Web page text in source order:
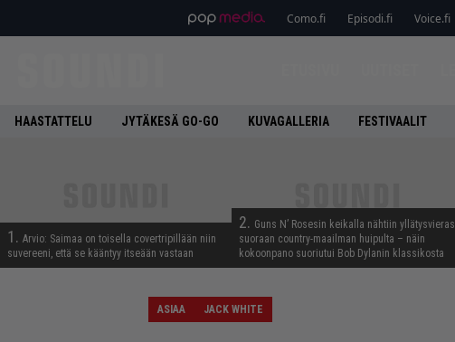
Como.fi Episodi.fi Voice.fi
HAASTATTELU JYTÄKESÄ GO-GO KUVAGALLERIA FESTIVAALIT
1. Arvio: Saimaa on toisella covertripillään niin
suvereeni, että se kääntyy itseään vastaan
2. Guns N’ Rosesin keikalla nähtiin yllätysvieras
suoraan country-maailman huipulta – näin
kokoonpano suoriutui Bob Dylanin klassikosta
ASIAA JACK WHITE